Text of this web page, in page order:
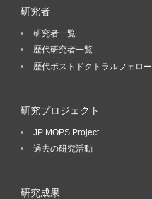
研究者
研究者一覧
歴代研究者一覧
歴代ポストドクトラルフェロー
研究プロジェクト
JP MOPS Project
過去の研究活動
研究成果